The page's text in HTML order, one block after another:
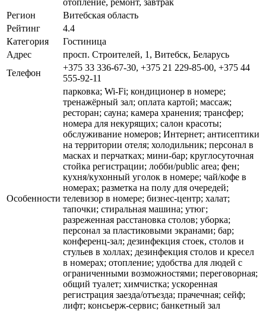
Регион
Витебская область
Рейтинг
4.4
Категория
Гостиница
Адрес
просп. Строителей, 1, Витебск, Беларусь
Телефон
+375 33 336-67-30, +375 21 229-85-00, +375 44
555-92-11
Особенности
парковка; Wi-Fi; кондиционер в номере;
тренажёрный зал; оплата картой; массаж;
ресторан; сауна; камера хранения; трансфер;
номера для некурящих; салон красоты;
обслуживание номеров; Интернет; антисептики
на территории отеля; холодильник; персонал в
масках и перчатках; мини-бар; круглосуточная
стойка регистрации; лобби/public area; фен;
кухня/кухонный уголок в номере; чай/кофе в
номерах; разметка на полу для очередей;
телевизор в номере; бизнес-центр; халат;
тапочки; стиральная машина; утюг;
разреженная расстановка столов; уборка;
персонал за пластиковыми экранами; бар;
конференц-зал; дезинфекция стоек, столов и
стульев в холлах; дезинфекция столов и кресел
в номерах; отопление; удобства для людей с
ограниченными возможностями; переговорная;
общий туалет; химчистка; ускоренная
регистрация заезда/отъезда; прачечная; сейф;
лифт; консьерж-сервис; банкетный зал